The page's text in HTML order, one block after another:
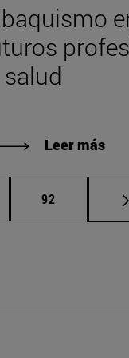
salud
Leer más
intermedias
Página
92